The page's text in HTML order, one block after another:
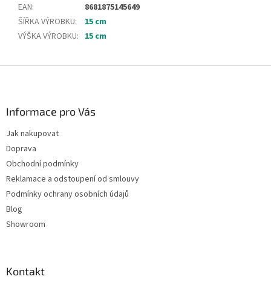
EAN:
8681875145649
ŠÍŘKA VÝROBKU:
15 cm
VÝŠKA VÝROBKU: 15 cm
Informace pro Vás
Jak nakupovat
Doprava
Obchodní podmínky
Reklamace a odstoupení od smlouvy
Podmínky ochrany osobních údajů
Blog
Showroom
Kontakt